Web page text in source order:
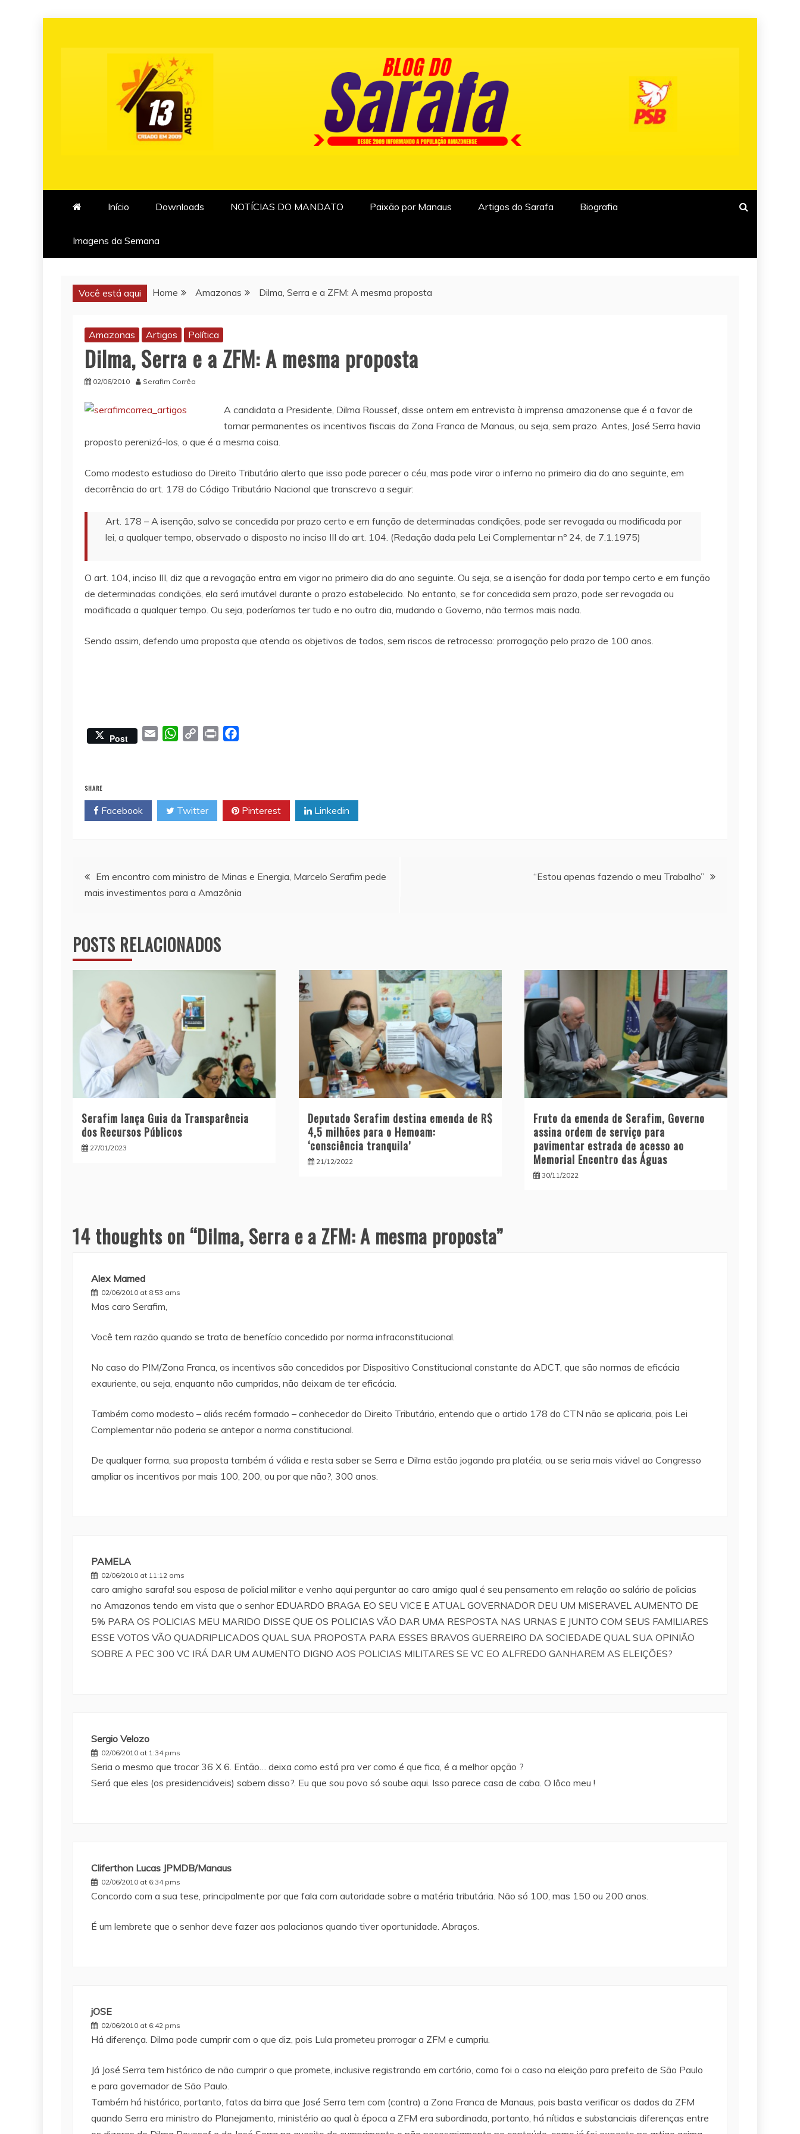
Início Downloads NOTÍCIAS DO MANDATO Paixão por Manaus Artigos do Sarafa Biografia
Imagens da Semana
Você está aqui Home Amazonas Dilma, Serra e a ZFM: A mesma proposta
Amazonas Artigos Política
Dilma, Serra e a ZFM: A mesma proposta
02/06/2010 Serafim Corrêa
A candidata a Presidente, Dilma Roussef, disse ontem em entrevista à imprensa amazonense que é a favor de
tornar permanentes os incentivos fiscais da Zona Franca de Manaus, ou seja, sem prazo. Antes, José Serra havia
proposto perenizá-los, o que é a mesma coisa.
Como modesto estudioso do Direito Tributário alerto que isso pode parecer o céu, mas pode virar o inferno no primeiro dia do ano seguinte, em
decorrência do art. 178 do Código Tributário Nacional que transcrevo a seguir:
Art. 178 – A isenção, salvo se concedida por prazo certo e em função de determinadas condições, pode ser revogada ou modificada por
lei, a qualquer tempo, observado o disposto no inciso III do art. 104. (Redação dada pela Lei Complementar nº 24, de 7.1.1975)
O art. 104, inciso III, diz que a revogação entra em vigor no primeiro dia do ano seguinte. Ou seja, se a isenção for dada por tempo certo e em função
de determinadas condições, ela será imutável durante o prazo estabelecido. No entanto, se for concedida sem prazo, pode ser revogada ou
modificada a qualquer tempo. Ou seja, poderíamos ter tudo e no outro dia, mudando o Governo, não termos mais nada.
Sendo assim, defendo uma proposta que atenda os objetivos de todos, sem riscos de retrocesso: prorrogação pelo prazo de 100 anos.
Post
W
A
i
o
SHARE
Facebook Twitter Pinterest Linkedin
Navegação
de
Post
Em encontro com ministro de Minas e Energia, Marcelo Serafim pede
mais investimentos para a Amazônia
“Estou apenas fazendo o meu Trabalho”
POSTS RELACIONADOS
Serafim lança Guia da Transparência
dos Recursos Públicos
27/01/2023
Deputado Serafim destina emenda de R$
4,5 milhões para o Hemoam:
‘consciência tranquila’
21/12/2022
Fruto da emenda de Serafim, Governo
assina ordem de serviço para
pavimentar estrada de acesso ao
Memorial Encontro das Águas
30/11/2022
14 thoughts on “Dilma, Serra e a ZFM: A mesma proposta”
Alex Mamed
02/06/2010 at 8:53 ams
Mas caro Serafim,
Você tem razão quando se trata de benefício concedido por norma infraconstitucional.
No caso do PIM/Zona Franca, os incentivos são concedidos por Dispositivo Constitucional constante da ADCT, que são normas de eficácia
exauriente, ou seja, enquanto não cumpridas, não deixam de ter eficácia.
Também como modesto – aliás recém formado – conhecedor do Direito Tributário, entendo que o artido 178 do CTN não se aplicaria, pois Lei
Complementar não poderia se antepor a norma constitucional.
De qualquer forma, sua proposta também á válida e resta saber se Serra e Dilma estão jogando pra platéia, ou se seria mais viável ao Congresso
ampliar os incentivos por mais 100, 200, ou por que não?, 300 anos.
PAMELA
02/06/2010 at 11:12 ams
caro amigho sarafa! sou esposa de policial militar e venho aqui perguntar ao caro amigo qual é seu pensamento em relação ao salário de policias
no Amazonas tendo em vista que o senhor EDUARDO BRAGA EO SEU VICE E ATUAL GOVERNADOR DEU UM MISERAVEL AUMENTO DE
5% PARA OS POLICIAS MEU MARIDO DISSE QUE OS POLICIAS VÃO DAR UMA RESPOSTA NAS URNAS E JUNTO COM SEUS FAMILIARES
ESSE VOTOS VÃO QUADRIPLICADOS QUAL SUA PROPOSTA PARA ESSES BRAVOS GUERREIRO DA SOCIEDADE QUAL SUA OPINIÃO
SOBRE A PEC 300 VC IRÁ DAR UM AUMENTO DIGNO AOS POLICIAS MILITARES SE VC EO ALFREDO GANHAREM AS ELEIÇÕES?
Sergio Velozo
02/06/2010 at 1:34 pms
Seria o mesmo que trocar 36 X 6. Então… deixa como está pra ver como é que fica, é a melhor opção ?
Será que eles (os presidenciáveis) sabem disso?. Eu que sou povo só soube aqui. Isso parece casa de caba. O lôco meu !
Cliferthon Lucas JPMDB/Manaus
02/06/2010 at 6:34 pms
Concordo com a sua tese, principalmente por que fala com autoridade sobre a matéria tributária. Não só 100, mas 150 ou 200 anos.
É um lembrete que o senhor deve fazer aos palacianos quando tiver oportunidade. Abraços.
jOSE
02/06/2010 at 6:42 pms
Há diferença. Dilma pode cumprir com o que diz, pois Lula prometeu prorrogar a ZFM e cumpriu.
Já José Serra tem histórico de não cumprir o que promete, inclusive registrando em cartório, como foi o caso na eleição para prefeito de São Paulo
e para governador de São Paulo.
Também há histórico, portanto, fatos da birra que José Serra tem com (contra) a Zona Franca de Manaus, pois basta verificar os dados da ZFM
quando Serra era ministro do Planejamento, ministério ao qual à época a ZFM era subordinada, portanto, há nítidas e substanciais diferenças entre